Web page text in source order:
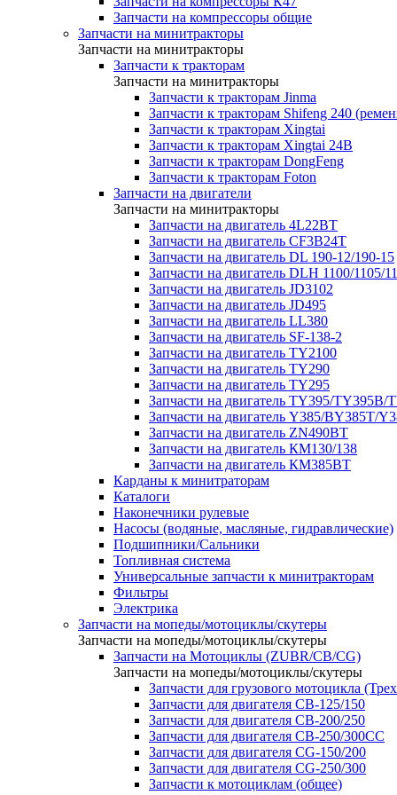
Запчасти на компрессоры общие
Запчасти на минитракторы
Запчасти на минитракторы
Запчасти к тракторам
Запчасти на минитракторы
Запчасти к тракторам Jinma
Запчасти к тракторам Shifeng 240
Запчасти к тракторам Xingtai
Запчасти к тракторам Xingtai 24В
Запчасти к тракторам DongFeng
Запчасти к тракторам Foton
Запчасти на двигатели
Запчасти на минитракторы
Запчасти на двигатель 4L22BT
Запчасти на двигатель CF3B24T
Запчасти на двигатель DL 190-12/190-15
Запчасти на двигатель DLH 1100/1105/
Запчасти на двигатель JD3102
Запчасти на двигатель JD495
Запчасти на двигатель LL380
Запчасти на двигатель SF-138-2
Запчасти на двигатель TY2100
Запчасти на двигатель TY290
Запчасти на двигатель TY295
Запчасти на двигатель TY395/TY395В/
Запчасти на двигатель Y385/BY385T/
Запчасти на двигатель ZN490BT
Запчасти на двигатель КМ130/138
Запчасти на двигатель КМ385ВТ
Карданы к минитраторам
Каталоги
Наконечники рулевые
Насосы (водяные, масляные, гидравлические)
Подшипники/Сальники
Топливная система
Универсальные запчасти к минитракторам
Фильтры
Электрика
Запчасти на мопеды/мотоциклы/скутеры
Запчасти на мопеды/мотоциклы/скутеры
Запчасти на Мотоциклы (ZUBR/CB/CG)
Запчасти на мопеды/мотоциклы/скутеры
Запчасти для грузового мотоцикла
Запчасти для двигателя CB-125/150
Запчасти для двигателя CB-200/250
Запчасти для двигателя CB-250/300СС
Запчасти для двигателя CG-150/200
Запчасти для двигателя CG-250/300
Запчасти к мотоциклам (общее)